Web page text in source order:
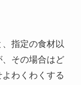
指定の食材以
その場合はど
わくわくする